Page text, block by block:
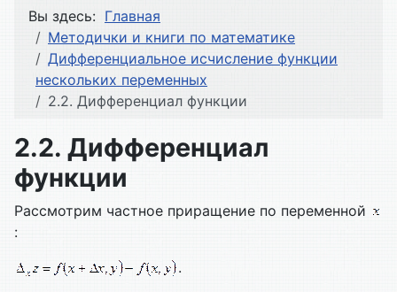
Вы здесь: Главная
Методички и книги по математике
Дифференциальное исчисление функции
нескольких переменных
2.2. Дифференциал функции
2.2. Дифференциал
функции
Рассмотрим частное приращение по переменной
:
.